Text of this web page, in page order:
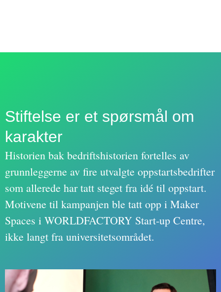
Stiftelse er et spørsmål om
karakter
Historien bak bedriftshistorien fortelles av
grunnleggerne av fire utvalgte oppstartsbedrifter
som allerede har tatt steget fra idé til oppstart.
Motivene til kampanjen ble tatt opp i Maker
Spaces i WORLDFACTORY Start-up Centre,
ikke langt fra universitetsområdet.